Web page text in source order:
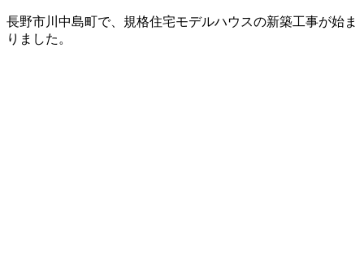
長野市川中島町で、規格住宅モデルハウスの新築工事が始ま
りました。